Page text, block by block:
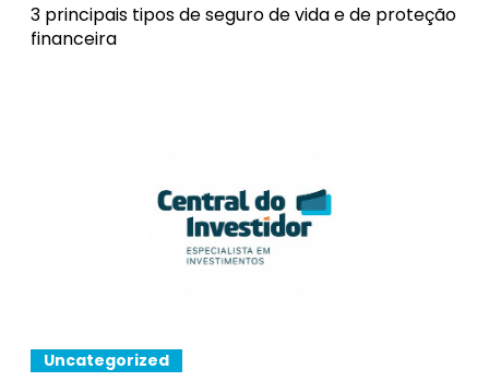
3 principais tipos de seguro de vida e de proteção
financeira
Uncategorized